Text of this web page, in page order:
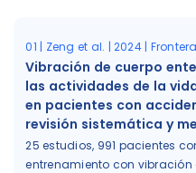
01 | Zeng et al. | 2024 |
Vibración de cuerpo
las actividades de la
en pacientes con
revisión sistemática y
25 estudios, 991 pacientes
entrenamiento con vibración